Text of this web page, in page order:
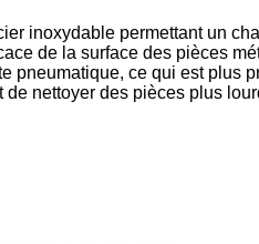
inoxydable permettant un
de la surface des pièces
pneumatique, ce qui est plus
nettoyer des pièces plus